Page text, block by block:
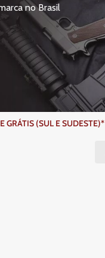
no Brasil
(SUL E SUDESTE)*